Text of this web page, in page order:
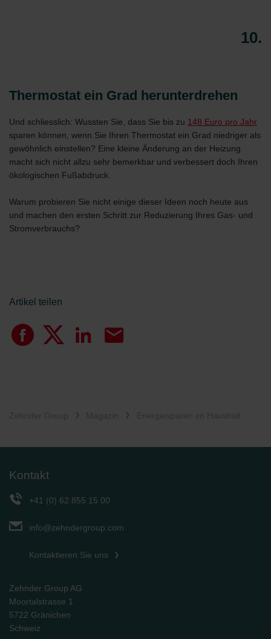
10.
Thermostat ein Grad herunterdrehen
Und schliesslich: Wussten Sie, dass Sie bis zu 148 Euro pro Jahr
sparen können, wenn Sie Ihren Thermostat ein Grad niedriger als
gewöhnlich einstellen? Eine kleine Änderung an der Heizung
macht sich nicht allzu sehr bemerkbar und verbessert doch Ihren
ökologischen Fußabdruck.
Warum probieren Sie nicht einige dieser Ideen noch heute aus
und machen den ersten Schritt zur Reduzierung Ihres Gas- und
Stromverbrauchs?
Artikel teilen
Kontakt
+41 (0) 62 855 15 00
info@zehndergroup.com
Kontaktieren Sie uns
Zehnder Group AG
Moortalstrasse 1
5722 Gränichen
Schweiz